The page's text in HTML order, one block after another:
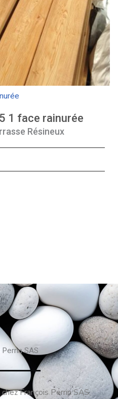
1 face rainurée
Résineux
SAS
François Perrin SAS,